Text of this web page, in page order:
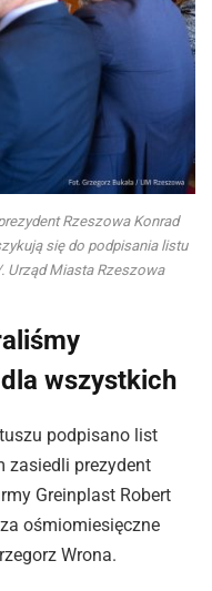
Rzeszowa Konrad
się do podpisania listu
Urząd Miasta Rzeszowa
wszystkich
podpisano list
zasiedli prezydent
Greinplast Robert
ośmiomiesięczne
Wrona.